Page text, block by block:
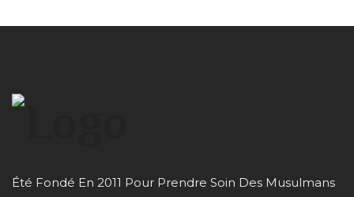
Été Fondé En 2011 Pour Prendre Soin Des Musulmans